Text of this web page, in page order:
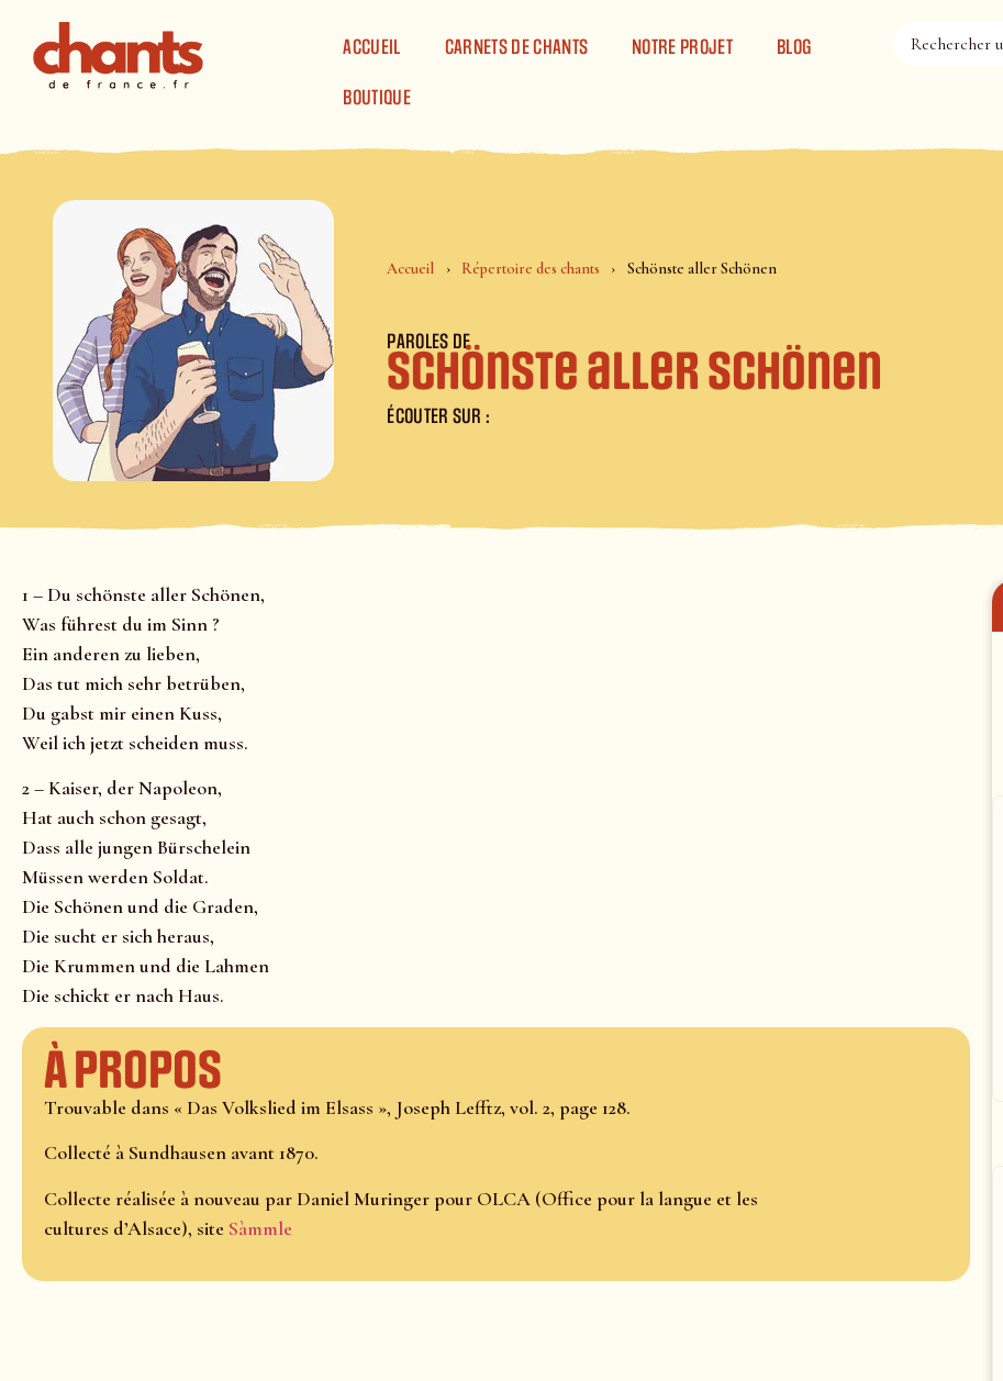
ACCUEIL
CARNETS DE CHANTS NOTRE PROJET BLOG
BOUTIQUE
Accueil Répertoire des chants Schönste aller Schönen
PAROLES DE
Schönste aller Schönen
ÉCOUTER SUR :
1 – Du schönste aller Schönen,
Was führest du im Sinn ?
Ein anderen zu lieben,
Das tut mich sehr betrüben,
Du gabst mir einen Kuss,
Weil ich jetzt scheiden muss.
2 – Kaiser, der Napoleon,
Hat auch schon gesagt,
Dass alle jungen Bürschelein
Müssen werden Soldat.
Die Schönen und die Graden,
Die sucht er sich heraus,
Die Krummen und die Lahmen
Die schickt er nach Haus.
À propos
Trouvable dans « Das Volkslied im Elsass », Joseph Lefftz, vol. 2, page 128.
Collecté à Sundhausen avant 1870.
Collecte réalisée à nouveau par Daniel Muringer pour OLCA (Office pour la langue et les
cultures d’Alsace), site Sàmmle